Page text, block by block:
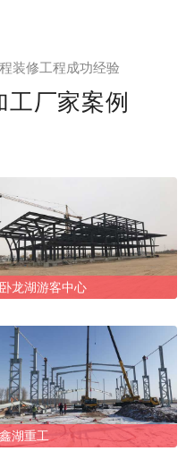
装修工程成功经验
工厂家案例
卧龙湖游客中心
鑫湖重工